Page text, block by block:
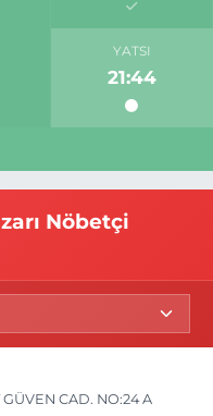
YATSI
21:44
Nöbetçi
CAD. NO:24 A